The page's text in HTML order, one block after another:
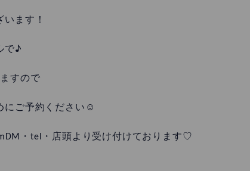
ます！
で♪
すので
にご予約ください☺
・tel・店頭より受け付けております♡